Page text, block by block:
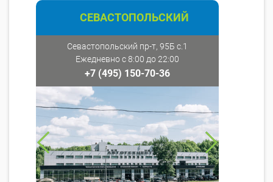
СЕВАСТОПОЛЬСКИЙ
Севастопольский пр-т, 95Б с.1
Ежедневно с 8:00 до 22:00
+7 (495) 150-70-36